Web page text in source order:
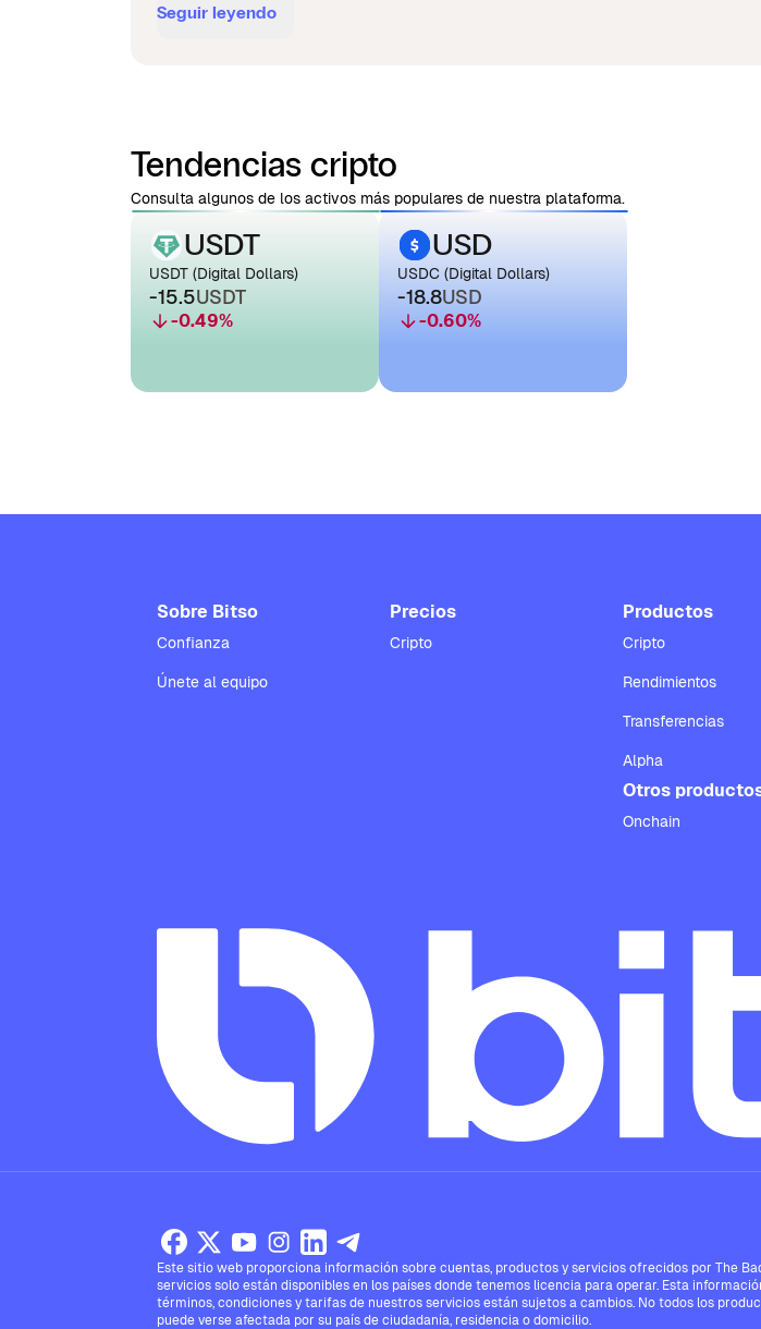
Seguir leyendo
Tendencias cripto
Consulta algunos de los activos más populares de nuestra plataforma.
USDT
USDT (Digital Dollars)
-15.5USDT
-0.49%
USD
USDC (Digital Dollars)
-18.8USD
-0.60%
Sobre Bitso
Confianza
Únete al equipo
Precios
Cripto
Productos
Cripto
Rendimientos
Transferencias
Alpha
Otros
Onchain
Este sitio web proporciona información sobre cuentas, productos y servicios ofrecidos por The
servicios solo están disponibles en los países donde tenemos licencia para operar. Esta
términos, condiciones y tarifas de nuestros servicios están sujetos a cambios. No todos los
puede verse afectada por su país de ciudadanía, residencia o domicilio.